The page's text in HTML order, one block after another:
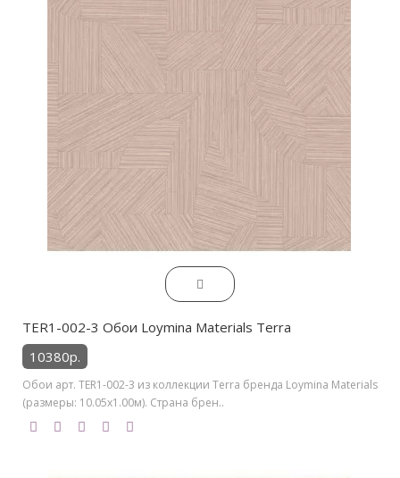
TER1-002-3 Обои Loymina Materials Terra
10380р.
Обои арт. TER1-002-3 из коллекции Terra бренда Loymina Materials
(размеры: 10.05х1.00м). Страна брен..